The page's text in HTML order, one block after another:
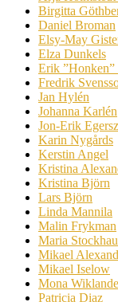
Birgitta
Daniel Broman
Elsy-May
Elza Dunkels
Erik
Fredrik
Jan Hylén
Johanna Karlén
Jon-Erik
Karin Nygårds
Kerstin Angel
Kristina
Kristina Björn
Lars Björn
Linda Mannila
Malin Frykman
Maria
Mikael
Mikael Iselow
Mona
Patricia Diaz